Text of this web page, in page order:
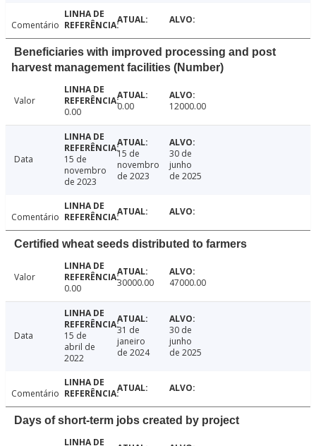
Comentário
Beneficiaries with improved processing and post
harvest management facilities (Number)
Valor
0.00
0.00 12000.00
Data
15 de
novembro
de 2023
15 de
novembro
de 2023
30 de
junho
de 2025
Comentário
Certified wheat seeds distributed to farmers
Valor
0.00
30000.00 47000.00
Data
15 de
abril de
2022
31 de
janeiro
de 2024
30 de
junho
de 2025
Comentário
Days of short-term jobs created by project